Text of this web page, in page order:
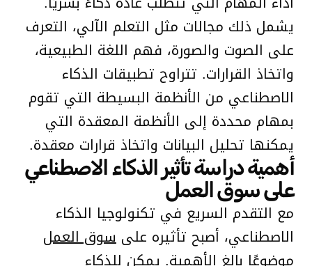
يشمل ذلك مجالات مثل التعلم الآلي، التعرف
على الصوت والصورة، فهم اللغة الطبيعية،
واتخاذ القرارات. تتراوح تطبيقات الذكاء
الاصطناعي من الأنظمة البسيطة التي تقوم
بمهام محددة إلى الأنظمة المعقدة التي
يمكنها تحليل البيانات واتخاذ قرارات معقدة.
أهمية دراسة تأثير الذكاء الاصطناعي
على سوق العمل
مع التقدم السريع في تكنولوجيا الذكاء
الاصطناعي، أصبح تأثيره علىسوق العمل
موضوعًا بالغ الأهمية. يمكن للذكاء